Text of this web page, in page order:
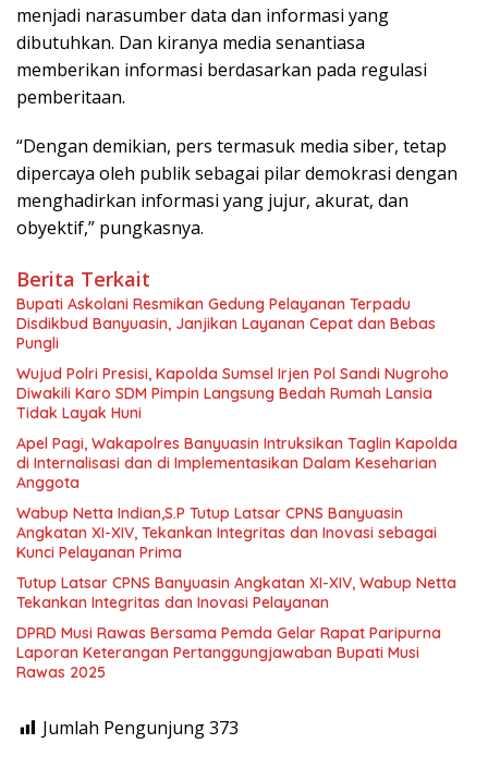
menjadi narasumber data dan informasi yang
dibutuhkan. Dan kiranya media senantiasa
memberikan informasi berdasarkan pada regulasi
pemberitaan.
“Dengan demikian, pers termasuk media siber, tetap
dipercaya oleh publik sebagai pilar demokrasi dengan
menghadirkan informasi yang jujur, akurat, dan
obyektif,” pungkasnya.
Berita Terkait
Bupati Askolani Resmikan Gedung Pelayanan Terpadu
Disdikbud Banyuasin, Janjikan Layanan Cepat dan Bebas
Pungli
Wujud Polri Presisi, Kapolda Sumsel Irjen Pol Sandi Nugroho
Diwakili Karo SDM Pimpin Langsung Bedah Rumah Lansia
Tidak Layak Huni
Apel Pagi, Wakapolres Banyuasin Intruksikan Taglin Kapolda
di Internalisasi dan di Implementasikan Dalam Keseharian
Anggota
Wabup Netta Indian,S.P Tutup Latsar CPNS Banyuasin
Angkatan XI-XIV, Tekankan Integritas dan Inovasi sebagai
Kunci Pelayanan Prima
Tutup Latsar CPNS Banyuasin Angkatan XI-XIV, Wabup Netta
Tekankan Integritas dan Inovasi Pelayanan
DPRD Musi Rawas Bersama Pemda Gelar Rapat Paripurna
Laporan Keterangan Pertanggungjawaban Bupati Musi
Rawas 2025
Jumlah Pengunjung373